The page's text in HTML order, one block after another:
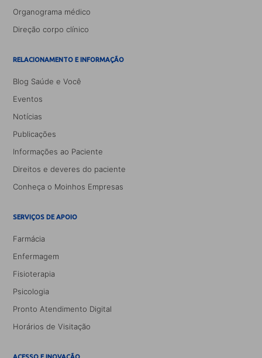
Organograma médico
Direção corpo clínico
RELACIONAMENTO E INFORMAÇÃO
Blog Saúde e Você
Eventos
Notícias
Publicações
Informações ao Paciente
Direitos e deveres do paciente
Conheça o Moinhos Empresas
SERVIÇOS DE APOIO
Farmácia
Enfermagem
Fisioterapia
Psicologia
Pronto Atendimento Digital
Horários de Visitação